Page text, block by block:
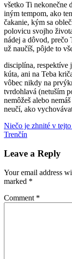
všetko Ti nekonečne
iným tempom, ako
čakanie, kým sa
polovicu svojho
nádej a dôvod, prečo
už naučíš, pôjde to
disciplína, respektíve
kúta, ani na Teba
vôbec nikdy na
tvrdohlavá (netuším
nemôžeš alebo
neučí, ako
10
vecíKika
Post
navigation
Previous
Post:
Niečo je zhnité v
Next
Trenčín
Leave a Reply
Your email address
marked *
Comment *